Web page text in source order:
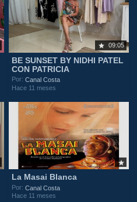
09:05
BE SUNSET BY NIDHI PATEL
CON PATRICIA
Por:Canal Costa
Hace 11 meses
La Masai Blanca
Por:Canal Costa
Hace 11 meses